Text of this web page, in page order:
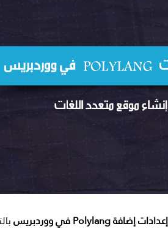
إعدادات إضافة Polylang في ووردبريس